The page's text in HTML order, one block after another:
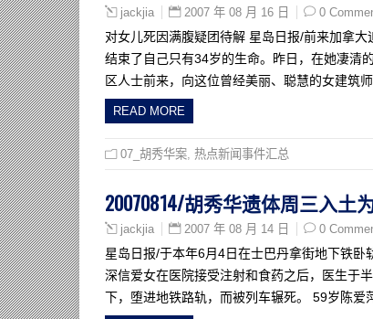
jackjia 2007 年 08 月 16 日 0
对女儿死因满腹疑团待解 星岛日报/前来加拿
结束了自己只有34岁的生命。昨日，在她凄清
区人士前来，向这位曾经美丽、聪慧的女建筑
READ MORE
07_胡秀华案 热点新闻事件汇总
20070814/胡秀华遗体周三入土
jackjia 2007 年 08 月 14 日 0
星岛日报/于本年6月4日在士巴丹拿街地下铁
深信爱女在医院接受注射和食药之后，医生于
下，堕进地铁路轨，而被列车辗死。 59岁陈